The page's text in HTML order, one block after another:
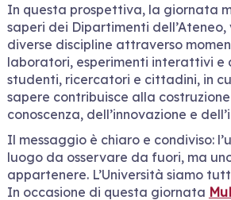
In questa prospettiva, la giornata
saperi dei Dipartimenti
diverse discipline attraverso
laboratori, esperimenti interattivi e
studenti, ricercatori e cittadini, in
sapere contribuisce alla
conoscenza, dell’innovazione e
Il messaggio è chiaro e condiviso:
luogo da osservare da fuori, ma
appartenere. L’Università siamo
In occasione di questa giornata